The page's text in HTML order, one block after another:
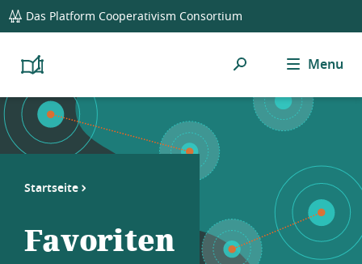
global
navigation
Das Platform Cooperativism Consortium
Platform
Resource
Library
Suchen Menu
Startseite
Favoriten